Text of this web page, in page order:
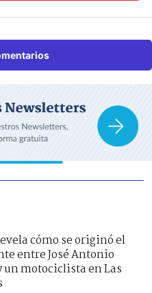
cómo se originó el
entre José Antonio
un motociclista en Las